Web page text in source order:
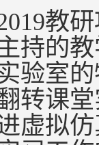
教
持的
验室
转课
虚拟